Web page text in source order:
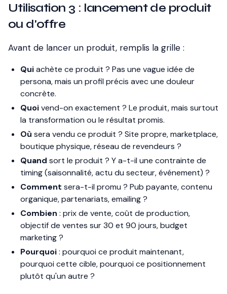
Utilisation 3 : lancement de produit
ou d'offre
Avant de lancer un produit, remplis la grille :
Quiachète ce produit ? Pas une vague idée de
persona, mais un profil précis avec une douleur
concrète.
Quoivend-on exactement ? Le produit, mais surtout
la transformation ou le résultat promis.
Où sera vendu ce produit ? Site propre, marketplace,
boutique physique, réseau de revendeurs ?
Quand sort le produit ? Y a-t-il une contrainte de
timing (saisonnalité, actu du secteur, événement) ?
Comment sera-t-il promu ? Pub payante, contenu
organique, partenariats, emailing ?
Combien : prix de vente, coût de production,
objectif de ventes sur 30 et 90 jours, budget
marketing ?
Pourquoi: pourquoi ce produit maintenant,
pourquoi cette cible, pourquoi ce positionnement
plutôt qu'un autre ?